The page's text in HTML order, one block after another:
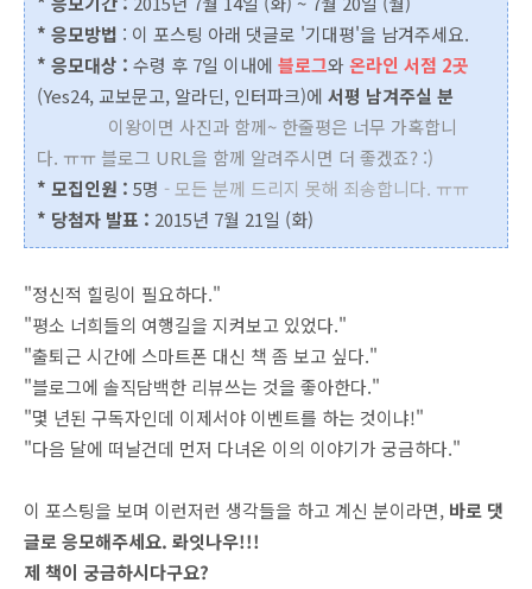
* 응모방법 : 이 포스팅 아래 댓글로 '기대평'을 남겨주세요.
* 응모대상 : 수령 후 7일 이내에 블로그와 온라인 서점 2곳
(Yes24, 교보문고, 알라딘, 인터파크)에 서평 남겨주실 분
이왕이면 사진과 함께~ 한줄평은 너무 가혹합니
다. ㅠㅠ 블로그 URL을 함께 알려주시면 더 좋겠죠? :)
* 모집인원 : 5명 - 모든 분께 드리지 못해 죄송합니다. ㅠㅠ
* 당첨자 발표 : 2015년 7월 21일 (화)
"정신적 힐링이 필요하다."
"평소 너희들의 여행길을 지켜보고 있었다."
"출퇴근 시간에 스마트폰 대신 책 좀 보고 싶다."
"블로그에 솔직담백한 리뷰쓰는 것을 좋아한다."
"몇 년된 구독자인데 이제서야 이벤트를 하는 것이냐!"
"다음 달에 떠날건데 먼저 다녀온 이의 이야기가 궁금하다."
이 포스팅을 보며 이런저런 생각들을 하고 계신 분이라면, 바로 댓
글로 응모해주세요. 롸잇나우!!!
제 책이 궁금하시다구요?